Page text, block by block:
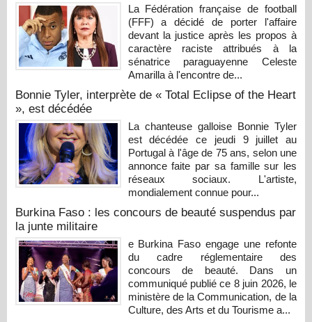
La Fédération française de football
(FFF) a décidé de porter l'affaire
devant la justice après les propos à
caractère raciste attribués à la
sénatrice paraguayenne Celeste
Amarilla à l'encontre de...
Bonnie Tyler, interprète de « Total Eclipse of the Heart
», est décédée
La chanteuse galloise Bonnie Tyler
est décédée ce jeudi 9 juillet au
Portugal à l'âge de 75 ans, selon une
annonce faite par sa famille sur les
réseaux sociaux. L'artiste,
mondialement connue pour...
Burkina Faso : les concours de beauté suspendus par
la junte militaire
e Burkina Faso engage une refonte
du cadre réglementaire des
concours de beauté. Dans un
communiqué publié ce 8 juin 2026, le
ministère de la Communication, de la
Culture, des Arts et du Tourisme a...